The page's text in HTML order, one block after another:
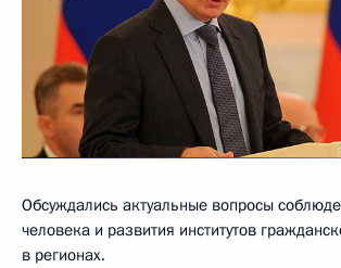
Обсуждались актуальные вопросы
человека и развития институтов
в регионах.